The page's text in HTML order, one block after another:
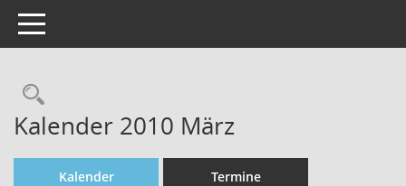
Toggle navigation
Rechercheauswahl
Kalender 2010 März
Kalender Termine